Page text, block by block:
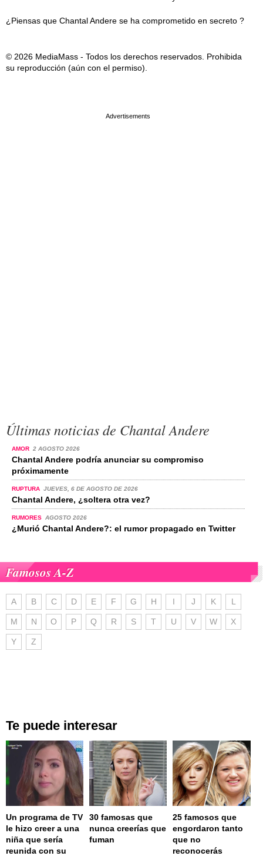
¿Piensas que Chantal Andere se ha comprometido en secreto ?
© 2026 MediaMass - Todos los derechos reservados. Prohibida
su reproducción (aún con el permiso).
Últimas noticias de Chantal Andere
AMOR 2 AGOSTO 2026
Chantal Andere podría anunciar su compromiso
próximamente
RUPTURA JUEVES, 6 DE AGOSTO DE 2026
Chantal Andere, ¿soltera otra vez?
RUMORES AGOSTO 2026
¿Murió Chantal Andere?: el rumor propagado en Twitter
Famosos A-Z
A B C D E F G H I J K L
M N O P Q R S T U V W X
Y Z
Te puede interesar
Un programa de TV
le hizo creer a una
niña que sería
reunida con su
30 famosas que
nunca creerías que
fuman
25 famosos que
engordaron tanto
que no
reconocerás